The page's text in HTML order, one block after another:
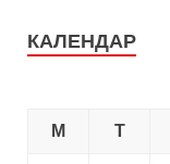
КАЛЕНДАР
M T